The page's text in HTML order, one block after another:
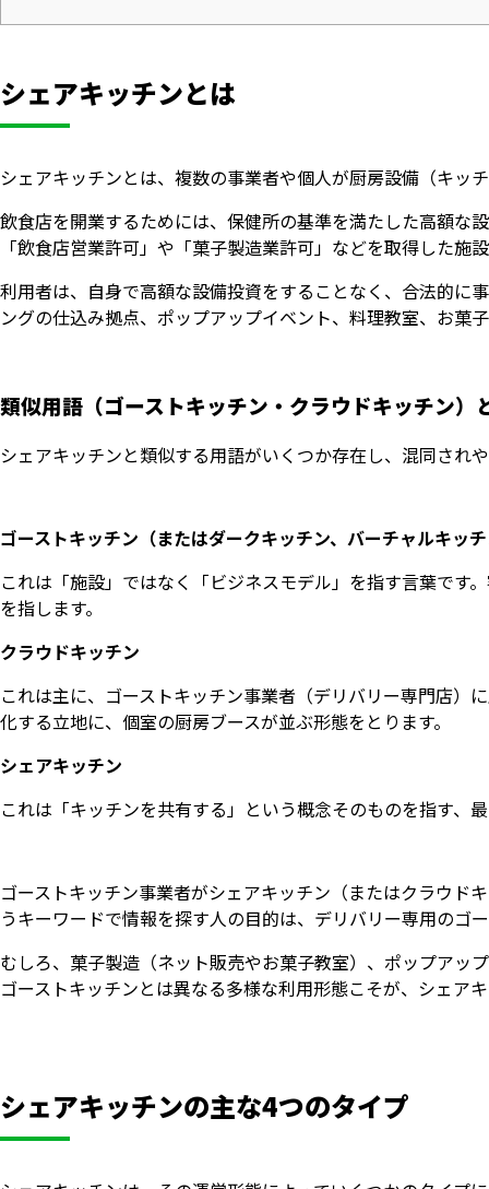
シェアキッチンとは
シェアキッチンとは、複数の事業者や個人が厨房設備（キッ
飲食店を開業するためには、保健所の基準を満たした高額な
「飲食店営業許可」や「菓子製造業許可」などを取得した
利用者は、自身で高額な設備投資をすることなく、合法的に
ングの仕込み拠点、ポップアップイベント、料理教室、お菓
類似用語（ゴーストキッチン・クラウドキッチン）
シェアキッチンと類似する用語がいくつか存在し、混同され
ゴーストキッチン（またはダークキッチン、バーチャルキッ
これは「施設」ではなく「ビジネスモデル」を指す言葉です
を指します。
クラウドキッチン
これは主に、ゴーストキッチン事業者（デリバリー専門店）
化する立地に、個室の厨房ブースが並ぶ形態をとります。
シェアキッチン
これは「キッチンを共有する」という概念そのものを指す、
ゴーストキッチン事業者がシェアキッチン（またはクラウド
うキーワードで情報を探す人の目的は、デリバリー専用のゴ
むしろ、菓子製造（ネット販売やお菓子教室）、ポップアッ
ゴーストキッチンとは異なる多様な利用形態こそが、シェア
シェアキッチンの主な4つのタイプ